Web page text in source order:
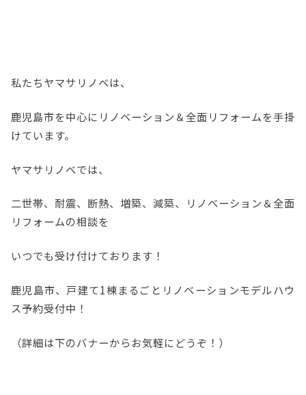
私たちヤマサリノベは、
鹿児島市を中心にリノベーション＆全面リフォームを手掛
けています。
ヤマサリノベでは、
二世帯、耐震、断熱、増築、減築、リノベーション＆全面
リフォームの相談を
いつでも受け付けております！
鹿児島市、戸建て1棟まるごとリノベーションモデルハウ
ス予約受付中！
（詳細は下のバナーからお気軽にどうぞ！）